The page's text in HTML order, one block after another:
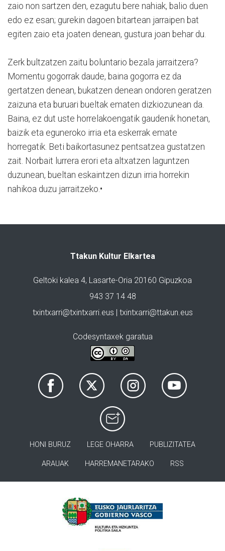
zaio non sartzen den, ezagutu bere nahiak, balio duen
edo ez esan; gurekin dagoen bitartean jarraipen bat
egiten zaio eta joaten denean, gustura joan behar du.
Zerk bultzatzen zaitu boluntario bezala jarraitzera?
Momentu gogorrak daude, baina gogorra ez da
gertatzen denean, bukatzen denean ondoren geratzen
zaizuna eta buruari bueltak ematen dizkiozunean da.
Baina, ez dut uste horrelakoengatik gaudenik honetan,
baizik eta eguneroko irria eta eskerrak emate
horregatik. Beti baikortasunez pentsatzea gustatzen
zait. Norbait lurrera erori eta altxatzen laguntzen
duzunean, bueltan eskaintzen dizun irria horrekin
nahikoa duzu jarraitzeko.•
Ttakun Kultur Elkartea
Geltoki kalea 4, Lasarte-Oria 20160 Gipuzkoa
943 37 14 48
txintxarri@txintxarri.eus | txintxarri@ttakun.eus
Codesyntaxek garatua
HONI BURUZ LEGE OHARRA PUBLIZITATEA
ARAUAK HARREMANETARAKO RSS